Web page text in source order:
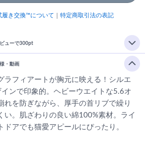
履き交換™について 特定商取引法の表記
ューで300pt
・動画
ラフィアートが胸元に映える！シルエ
ンで印象的。ヘビーウエイトな5.6オ
れを防ぎながら、厚手の首リブで繰り
い。肌ざわりの良い綿100%素材。ライ
ドアでも猫愛アピールにぴったり。